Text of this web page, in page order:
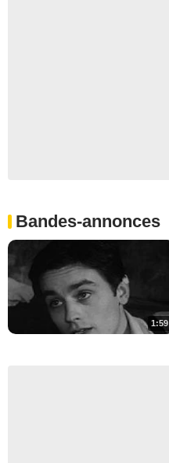
Bandes-annonces
1:59